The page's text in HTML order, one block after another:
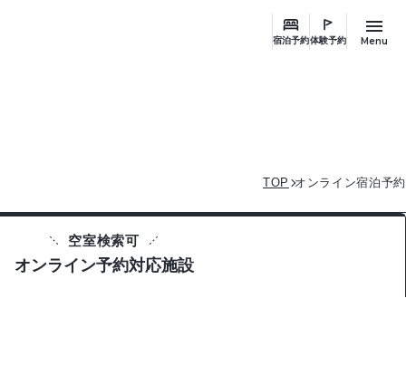
宿泊予約体験予約 Menu
TOP オンライン宿泊予約
空室検索可
オンライン予約対応施設